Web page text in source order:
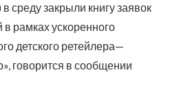
среду закрыли книгу заявок
рамках ускоренного
детского ретейлера—
говорится в сообщении